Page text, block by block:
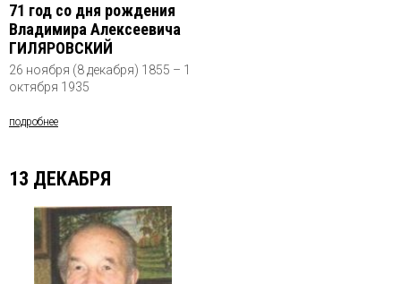
71 год со дня рождения
Владимира Алексеевича
ГИЛЯРОВСКИЙ
26 ноября (8 декабря) 1855 – 1
октября 1935
подробнее
13 ДЕКАБРЯ